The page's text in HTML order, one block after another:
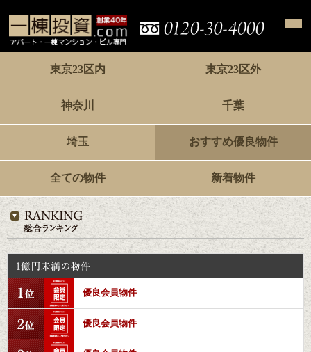
東京23区内 東京23区外
神奈川 千葉
埼玉 おすすめ優良物件
全ての物件 新着物件
優良会員物件
優良会員物件